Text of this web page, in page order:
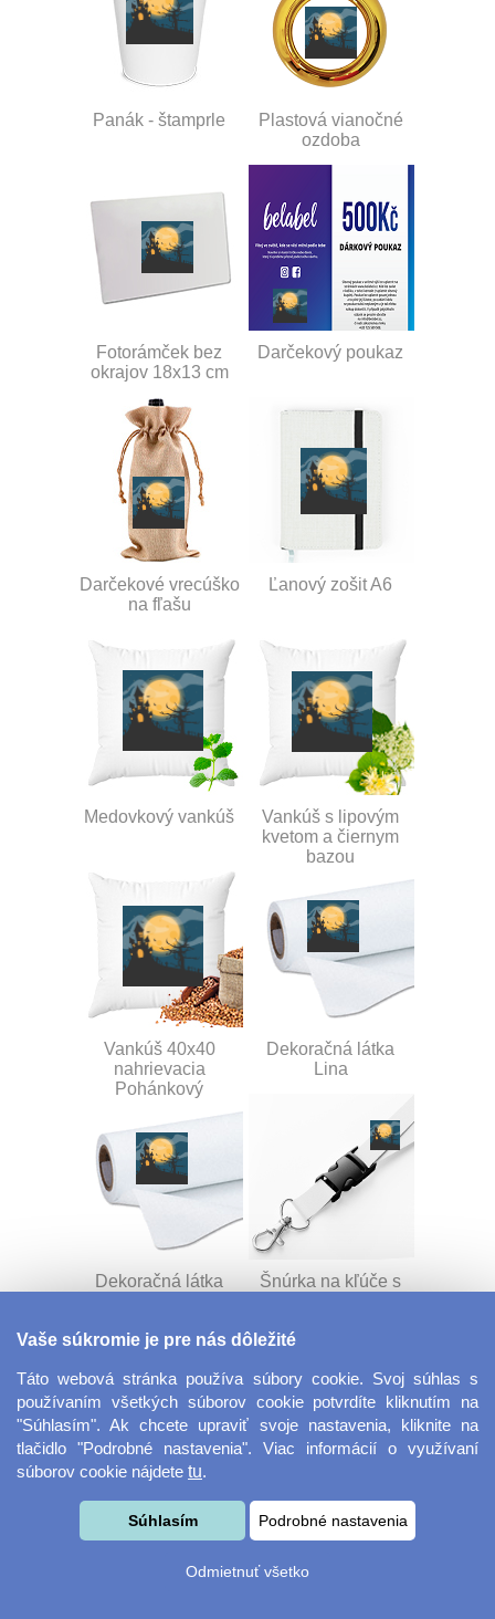
Panák - štamprle
Plastová vianočné
ozdoba
Fotorámček bez
okrajov 18x13 cm
Darčekový poukaz
Darčekové vrecúško
na fľašu
Ľanový zošit A6
Medovkový vankúš
Vankúš s lipovým
kvetom a čiernym
bazou
Vankúš 40x40
nahrievacia
Pohánkový
Dekoračná látka
Lina
Dekoračná látka
Šnúrka na kľúče s
Velkoformátová
Desiatový box
Vaše súkromie je pre nás dôležité
Táto webová stránka používa súbory cookie. Svoj súhlas s
používaním všetkých súborov cookie potvrdíte kliknutím na
"Súhlasím". Ak chcete upraviť svoje nastavenia, kliknite na
tlačidlo "Podrobné nastavenia". Viac informácií o využívaní
súborov cookie nájdete tu.
Súhlasím Podrobné nastavenia
Odmietnuť všetko